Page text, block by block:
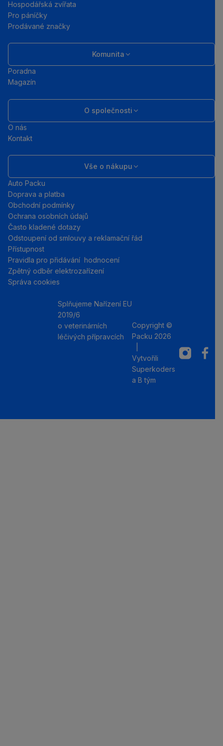
Hospodářská zvířata
Pro páníčky
Prodávané značky
Komunita
Poradna
Magazín
O společnosti
O nás
Kontakt
Vše o nákupu
Auto Packu
Doprava a platba
Obchodní podmínky
Ochrana osobních údajů
Často kladené dotazy
Odstoupení od smlouvy a reklamační řád
Přístupnost
Pravidla pro přidávání hodnocení
Zpětný odběr elektrozařízení
Správa cookies
Splňujeme Nařízení EU
2019/6
o veterinárních
léčivých přípravcích
Copyright ©
Packu 2026
Vytvořili
Superkoders
a B tým
Instagram